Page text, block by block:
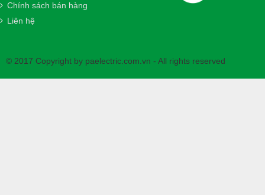
Chính sách bán hàng
Liên hệ
© 2017 Copyright by paelectric.com.vn - All rights reserved